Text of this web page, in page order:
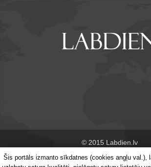
© 2015 Labdien.lv
Šis portāls izmanto sīkdatnes (cookies angļu val.),